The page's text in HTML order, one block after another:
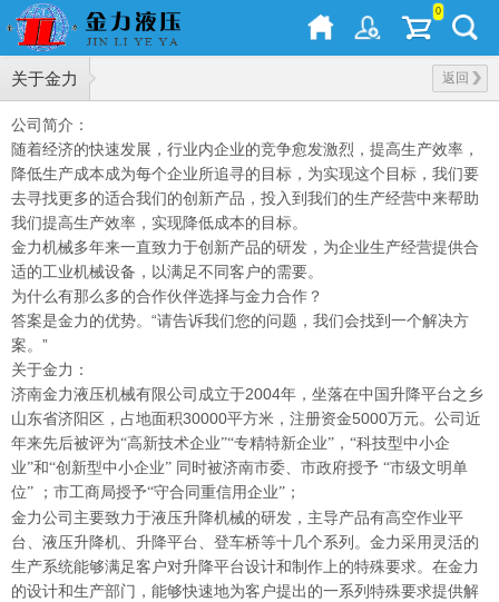
0
关于金力 返回
公司简介：
随着经济的快速发展，行业内企业的竞争愈发激烈，提高生产效率，
降低生产成本成为每个企业所追寻的目标，为实现这个目标，我们要
去寻找更多的适合我们的创新产品，投入到我们的生产经营中来帮助
我们提高生产效率，实现降低成本的目标。
金力机械多年来一直致力于创新产品的研发，为企业生产经营提供合
适的工业机械设备，以满足不同客户的需要。
为什么有那么多的合作伙伴选择与金力合作？
答案是金力的优势。“请告诉我们您的问题，我们会找到一个解决方
案。”
关于金力：
济南金力液压机械有限公司成立于2004年，坐落在中国升降平台之乡
山东省济阳区，占地面积30000平方米，注册资金5000万元。 公司近
年来先后被评为“高新技术企业”“专精特新企业”，“科技型中小企
业”和“创新型中小企业” 同时被济南市委、市政府授予 “市级文明单
位” ；市工商局授予“守合同重信用企业”；
金力公司主要致力于液压升降机械的研发，主导产品有高空作业平
台、液压升降机、升降平台、登车桥等十几个系列。金力采用灵活的
生产系统能够满足客户对升降平台设计和制作上的特殊要求。在金力
的设计和生产部门，能够快速地为客户提出的一系列特殊要求提供解